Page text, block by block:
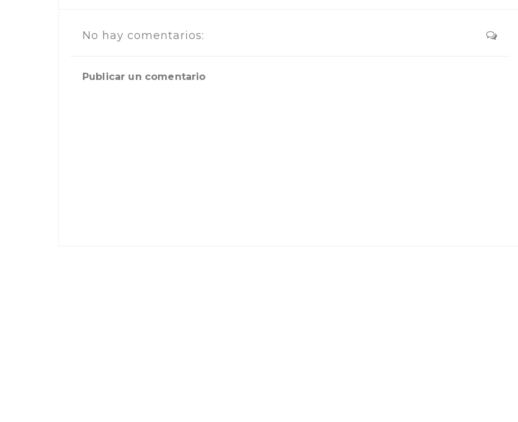
No hay comentarios:
Publicar un comentario